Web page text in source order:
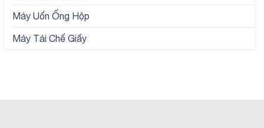
Máy Uốn Ống Hộp
Máy Tái Chế Giấy